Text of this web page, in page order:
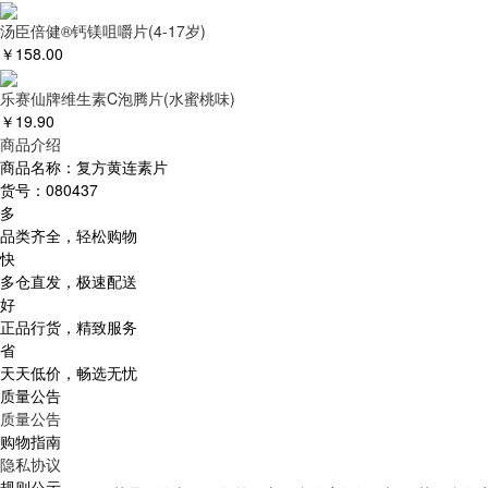
汤臣倍健®钙镁咀嚼片(4-17岁)
￥ 158.00
乐赛仙牌维生素C泡腾片(水蜜桃味)
￥ 19.90
商品介绍
商品名称： 复方黄连素片
货号： 080437
多
品类齐全，轻松购物
快
多仓直发，极速配送
好
正品行货，精致服务
省
天天低价，畅选无忧
质量公告
质量公告
购物指南
隐私协议